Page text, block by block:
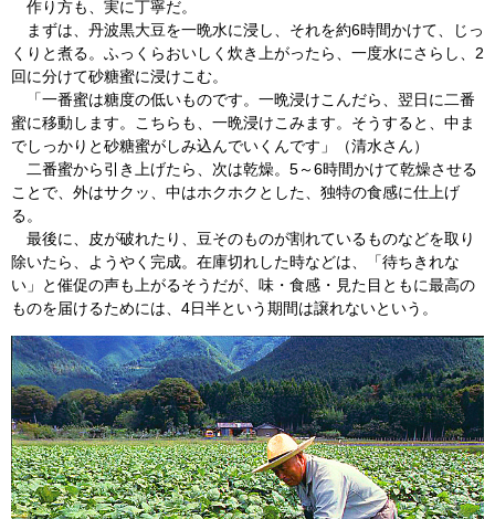
作り方も、実に丁寧だ。
まずは、丹波黒大豆を一晩水に浸し、それを約6時間かけて、じっ
くりと煮る。ふっくらおいしく炊き上がったら、一度水にさらし、2
回に分けて砂糖蜜に浸けこむ。
「一番蜜は糖度の低いものです。一晩浸けこんだら、翌日に二番
蜜に移動します。こちらも、一晩浸けこみます。そうすると、中ま
でしっかりと砂糖蜜がしみ込んでいくんです」（清水さん）
二番蜜から引き上げたら、次は乾燥。5～6時間かけて乾燥させる
ことで、外はサクッ、中はホクホクとした、独特の食感に仕上げ
る。
最後に、皮が破れたり、豆そのものが割れているものなどを取り
除いたら、ようやく完成。在庫切れした時などは、「待ちきれな
い」と催促の声も上がるそうだが、味・食感・見た目ともに最高の
ものを届けるためには、4日半という期間は譲れないという。